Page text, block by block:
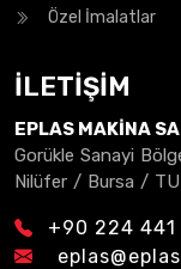
Özel İmalatlar
İLETİŞİM
EPLAS MAKİNA
Gorükle Sanayi
Nilüfer / Bursa /
+90 224 441